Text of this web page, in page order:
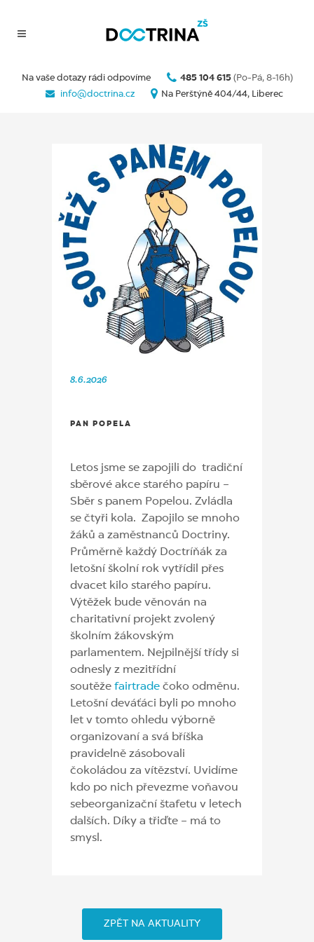
Na vaše dotazy rádi odpovíme 485 104 615 (Po-Pá, 8-16h)
info@doctrina.cz
Na Perštýně 404/44, Liberec
8.6.2026
PAN POPELA
Letos jsme se zapojili do tradiční
sběrové akce starého papíru –
Sběr s panem Popelou. Zvládla
se čtyři kola. Zapojilo se mnoho
žáků a zaměstnanců Doctriny.
Průměrně každý Doctríňák za
letošní školní rok vytřídil přes
dvacet kilo starého papíru.
Výtěžek bude věnován na
charitativní projekt zvolený
školním žákovským
parlamentem. Nejpilnější třídy si
odnesly z mezitřídní
soutěže fairtrade čoko odměnu.
Letošní deváťáci byli po mnoho
let v tomto ohledu výborně
organizovaní a svá bříška
pravidelně zásobovali
čokoládou za vítězství. Uvidíme
kdo po nich převezme voňavou
sebeorganizační štafetu v letech
dalších. Díky a třiďte – má to
smysl.
ZPĚT NA AKTUALITY